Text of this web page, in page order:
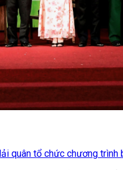
quân tổ chức chương trình